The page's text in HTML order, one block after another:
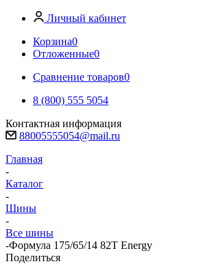
Личный кабинет
Корзина0
Отложенные0
Сравнение товаров0
8 (800) 555 5054
Контактная информация
88005555054@mail.ru
Главная
-
Каталог
-
Шины
-
Все шины
-Формула 175/65/14 82T Energy
Поделиться